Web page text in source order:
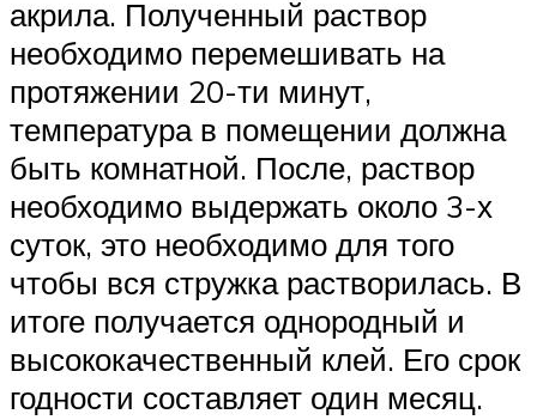
акрила. Полученный раствор
необходимо перемешивать на
протяжении 20-ти минут,
температура в помещении должна
быть комнатной. После, раствор
необходимо выдержать около 3-х
суток, это необходимо для того
чтобы вся стружка растворилась. В
итоге получается однородный и
высококачественный клей. Его срок
годности составляет один месяц.